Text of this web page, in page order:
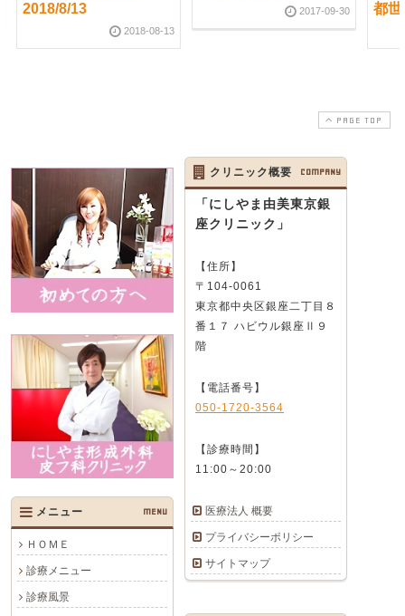
2018/8/13
2018-08-13
2017-09-30
都
PAGE TOP
メニュー MENU
ＨＯＭＥ
診療メニュー
診療風景
クリニック概要 COMPANY
「にしやま由美東京銀
座クリニック」
【住所】
〒104-0061
東京都中央区銀座二丁目８
番１７ ハビウル銀座Ⅱ９
階
【電話番号】
050-1720-3564
【診療時間】
11:00～20:00
医療法人 概要
プライバシーポリシー
サイトマップ